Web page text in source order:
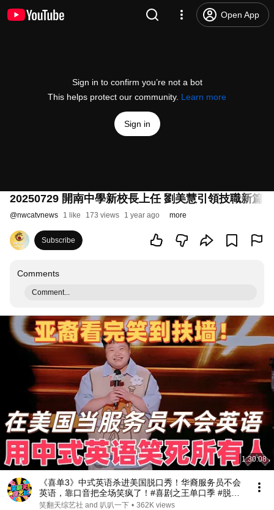
Open App
Sign in to confirm you’re not a bot
This helps protect our community. Learn more
Sign in
20250729 開南中學新校長上任 劉美慧引領技職新篇
@nwcatvnews 1 like 173 views 1 year ago more
Subscribe
Comments
Comment...
1:30:08
《喜单3》中式英语杀进美国脱口秀！华裔服务员不会
英语，靠口音把全场笑疯了！#喜剧之王单口季 #脱口
秀 #搞笑 #喜剧 #funny #综艺
笑翻天综艺社 and 叭叭一下 • 362K views